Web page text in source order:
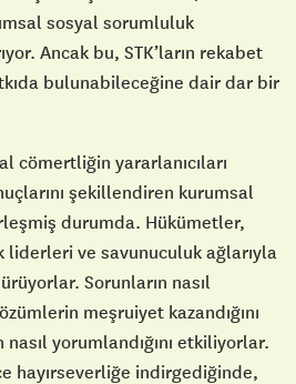
sosyal sorumluluk
Ancak bu, STK’ların rekabet
bulunabileceğine dair dar bir
cömertliğin yararlanıcıları
şekillendiren kurumsal
durumda. Hükümetler,
ve savunuculuk ağlarıyla
Sorunların nasıl
meşruiyet kazandığını
yorumlandığını etkiliyorlar.
hayırseverliğe indirgediğinde,